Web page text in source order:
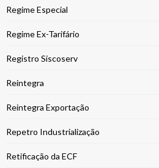
Regime Especial
Regime Ex-Tarifário
Registro Siscoserv
Reintegra
Reintegra Exportação
Repetro Industrialização
Retificação da ECF